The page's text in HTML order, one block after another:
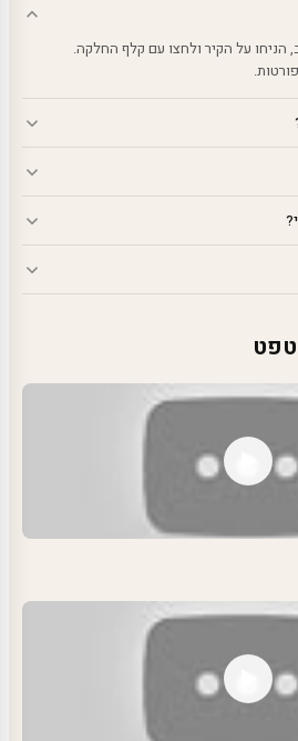
הניחו על הקיר ולחצו עם קלף החלקה.